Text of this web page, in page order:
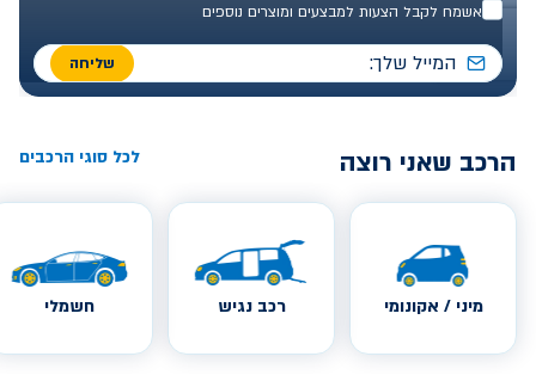
אשמח לקבל הצעות למבצעים ומוצרים נוספים
שליחה
הרכב שאני רוצה לכל סוגי הרכבים
מיני / אקונומי רכב נגיש חשמלי